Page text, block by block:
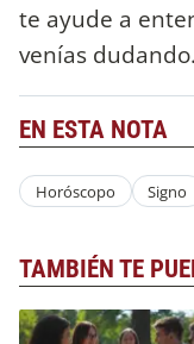
te ayude a
venías dudando.
EN ESTA NOTA
Horóscopo Signo
TAMBIÉN TE